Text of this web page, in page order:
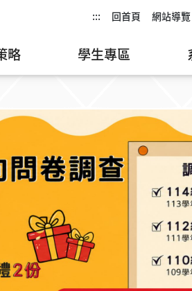
::: 回首頁 網站導覽
略 學生專區